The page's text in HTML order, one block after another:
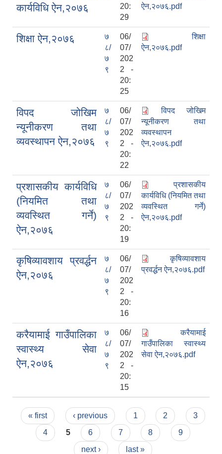
कार्यविधि ऐन,२०७६
20:
29
ऐन,२०७६.pdf
शिक्षा ऐन,२०७६
७
८/
७
९
06/
07/
202
2 -
20:
25
शिक्षा
ऐन,२०७६.pdf
विपद जोखिम
न्यूनीकरण तथा
व्यवस्थापन ऐन,२०७६
७
८/
७
९
06/
07/
202
2 -
20:
22
विपद जोखिम
न्यूनीकरण तथा
व्यवस्थापन
ऐन,२०७६.pdf
प्रशासकीय कार्यविधि
(नियमित तथा
व्यवस्थित गर्ने)
ऐन,२०७६
७
८/
७
९
06/
07/
202
2 -
20:
19
प्रशासकीय
कार्यविधि (नियमित तथा
व्यवस्थित गर्ने)
ऐन,२०७६.pdf
कृषिव्यावशाय प्रवर्द्धन
ऐन,२०७६
७
८/
७
९
06/
07/
202
2 -
20:
16
कृषिव्यावशाय
प्रवर्द्धन ऐन,२०७६.pdf
करैयामाई गाउँपालिका
स्वास्थ्य सेवा
ऐन,२०७६
७
८/
७
९
06/
07/
202
2 -
20:
15
करैयामाई
गाउँपालिका स्वास्थ्य
सेवा ऐन,२०७६.pdf
Pages
« first ‹ previous 1 2
3
4
5 6 7 8
9
next ›
last »